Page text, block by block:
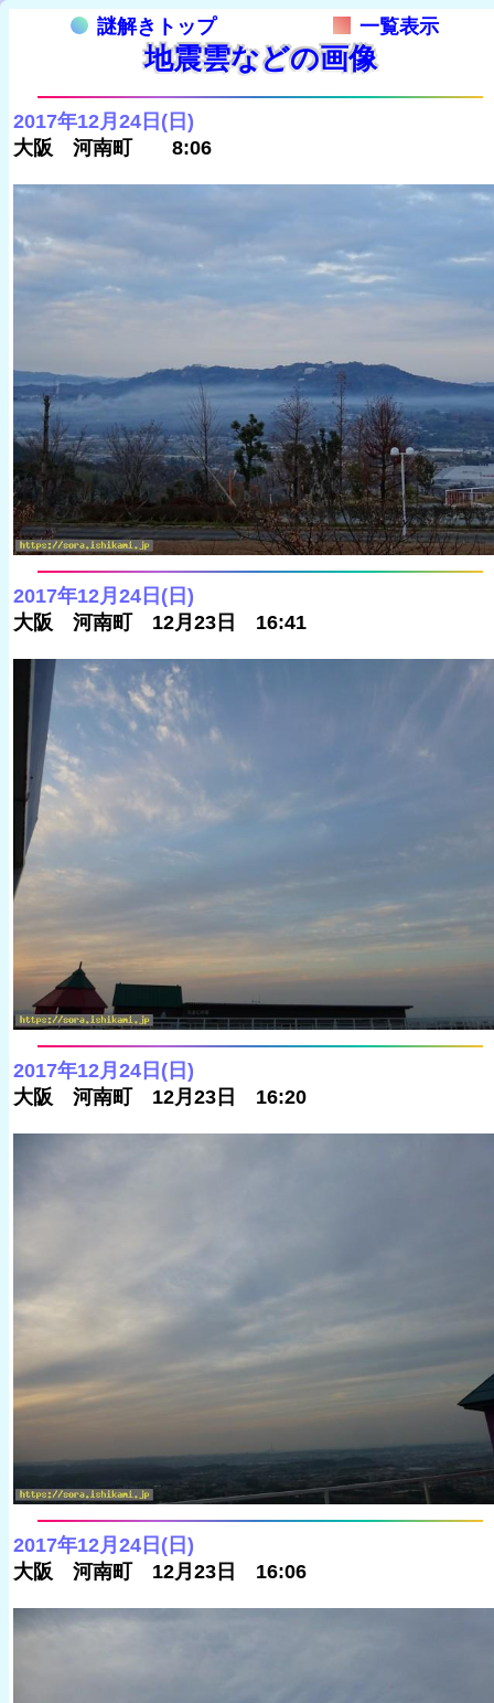
謎解きトップ 一覧表示
地震雲などの画像
2017年12月24日(日)
大阪 河南町 8:06
2017年12月24日(日)
大阪 河南町 12月23日 16:41
2017年12月24日(日)
大阪 河南町 12月23日 16:20
2017年12月24日(日)
大阪 河南町 12月23日 16:06